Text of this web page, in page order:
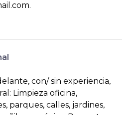
con/ sin experiencia,
Limpieza oficina,
parques, calles, jardines,